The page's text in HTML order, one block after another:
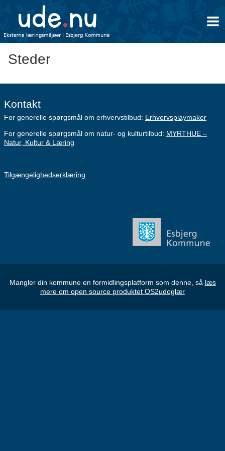
Steder
Kontakt
For generelle spørgsmål om erhvervstilbud: Erhvervsplaymaker
For generelle spørgsmål om natur- og kulturtilbud: MYRTHUE –
Natur, Kultur & Læring
Tilgængelighedserklæring
Mangler din kommune en formidlingsplatform som denne, så læs
mere om open source produktet OS2udoglær